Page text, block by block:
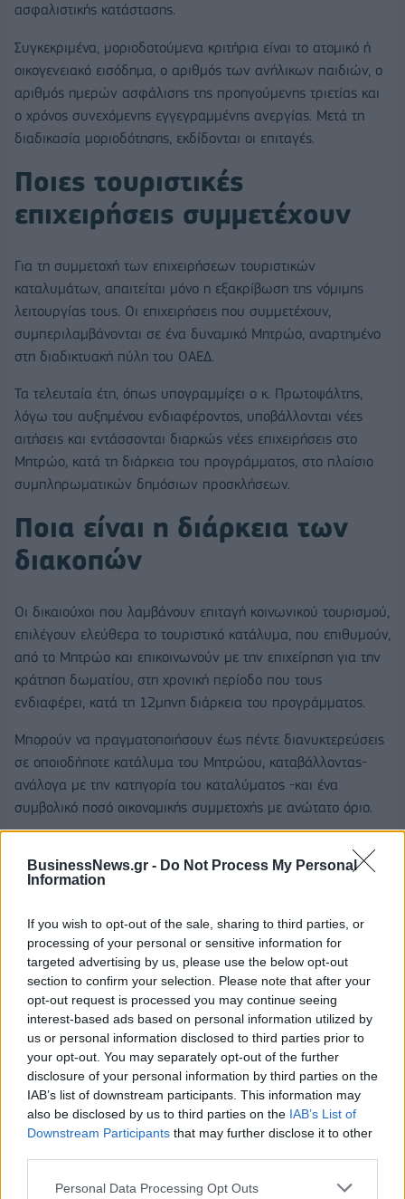
BusinessNews.gr - Do Not Process My Personal
Information
If you wish to opt-out of the sale, sharing to third parties, or
processing of your personal or sensitive information for
targeted advertising by us, please use the below opt-out
section to confirm your selection. Please note that after your
opt-out request is processed you may continue seeing
interest-based ads based on personal information utilized by
us or personal information disclosed to third parties prior to
your opt-out. You may separately opt-out of the further
disclosure of your personal information by third parties on the
IAB’s list of downstream participants. This information may
also be disclosed by us to third parties on the IAB’s List of
Downstream Participants that may further disclose it to other
Personal Data Processing Opt Outs
ασφαλιστικής κατάστασης.
Συγκεκριμένα, μοριοδοτούμενα κριτήρια είναι το ατομικό ή
οικογενειακό εισόδημα, ο αριθμός των ανήλικων παιδιών, ο
αριθμός ημερών ασφάλισης της προηγούμενης τριετίας και
ο χρόνος συνεχόμενης εγγεγραμμένης ανεργίας. Μετά τη
διαδικασία μοριοδότησης, εκδίδονται οι επιταγές.
Ποιες τουριστικές
επιχειρήσεις συμμετέχουν
Για τη συμμετοχή των επιχειρήσεων τουριστικών
καταλυμάτων, απαιτείται μόνο η εξακρίβωση της νόμιμης
λειτουργίας τους. Οι επιχειρήσεις που συμμετέχουν,
συμπεριλαμβάνονται σε ένα δυναμικό Μητρώο, αναρτημένο
στη διαδικτυακή πύλη του ΟΑΕΔ.
Τα τελευταία έτη, όπως υπογραμμίζει ο κ. Πρωτοψάλτης,
λόγω του αυξημένου ενδιαφέροντος, υποβάλλονται νέες
αιτήσεις και εντάσσονται διαρκώς νέες επιχειρήσεις στο
Μητρώο, κατά τη διάρκεια του προγράμματος, στο πλαίσιο
συμπληρωματικών δημόσιων προσκλήσεων.
Ποια είναι η διάρκεια των
διακοπών
Οι δικαιούχοι που λαμβάνουν επιταγή κοινωνικού τουρισμού,
επιλέγουν ελεύθερα το τουριστικό κατάλυμα, που επιθυμούν,
από το Μητρώο και επικοινωνούν με την επιχείρηση για την
κράτηση δωματίου, στη χρονική περίοδο που τους
ενδιαφέρει, κατά τη 12μηνη διάρκεια του προγράμματος.
Μπορούν να πραγματοποιήσουν έως πέντε διανυκτερεύσεις
σε οποιοδήποτε κατάλυμα του Μητρώου, καταβάλλοντας-
ανάλογα με την κατηγορία του καταλύματος -και ένα
συμβολικό ποσό οικονομικής συμμετοχής με ανώτατο όριο.
στη Λέσβο, τη Λέρο, τη Χίο, τη Σάμο ή την Κω, μπορούν να
πραγματοποιήσουν έως 10 διανυκτερεύσεις, χωρίς να
Προοπτικές ενίσχυσης και
αναβάθμισης
Παράλληλα, εκπονείται και το νέο πρόγραμμα περιόδου
2020-2021.
«Με γνώμονα την αναγκαία ενίσχυση του τουρισμού στη
χώρα μας, εξετάζονται τροποποιήσεις του προγράμματος,
ούτως ώστε να απευθύνεται σε μεγαλύτερο αριθμό
μέρος των ακτοπλοϊκών εισιτηρίων των δικαιούχων